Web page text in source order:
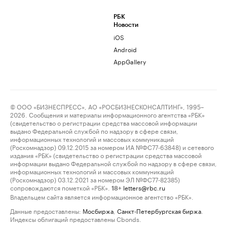
РБК
Новости
iOS
Android
AppGallery
© ООО «БИЗНЕСПРЕСС», АО «РОСБИЗНЕСКОНСАЛТИНГ», 1995–
2026. Сообщения и материалы информационного агентства «РБК»
(свидетельство о регистрации средства массовой информации
выдано Федеральной службой по надзору в сфере связи,
информационных технологий и массовых коммуникаций
(Роскомнадзор) 09.12.2015 за номером ИА №ФС77-63848) и сетевого
издания «РБК» (свидетельство о регистрации средства массовой
информации выдано Федеральной службой по надзору в сфере связи,
информационных технологий и массовых коммуникаций
(Роскомнадзор) 03.12.2021 за номером ЭЛ №ФС77-82385)
сопровождаются пометкой «РБК».
18+ letters@rbc.ru
Владельцем сайта является информационное агентство «РБК».
Данные предоставлены: Мосбиржа Санкт-Петербургская биржа
Индексы облигаций предоставлены Cbonds.